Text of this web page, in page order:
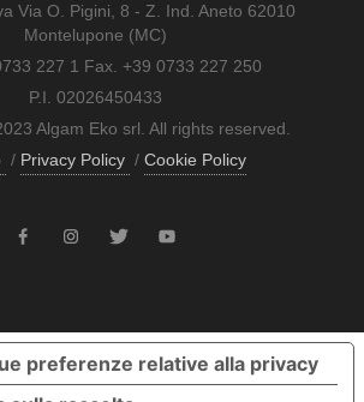
Via O. Pigini, 8 - Z. Ind. Aneto 62010
Montelupone (MC)
227 1 Fax. +39 0733 227 250
P.I. 02026450433
Algam Eko srl. All rights reserved.
/ Privacy Policy / Cookie Policy
preferenze relative alla privacy